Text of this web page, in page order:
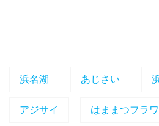
浜名湖 あじさい
アジサイ はままつフラ